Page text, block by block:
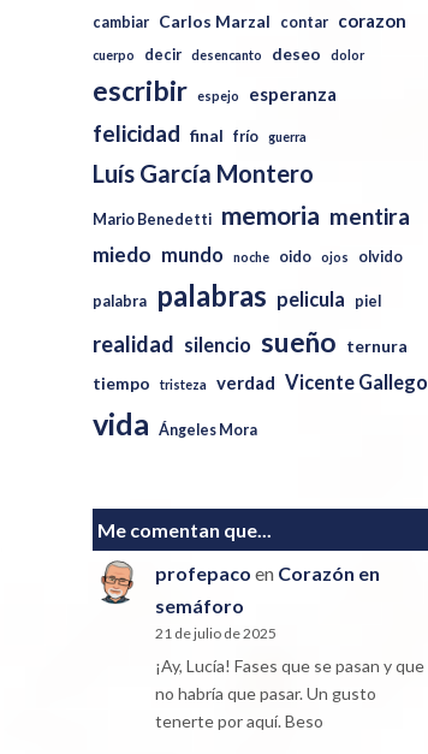
cambiar Carlos Marzal contar corazon
cuerpo decir desencanto deseo dolor
escribir espejo esperanza
felicidad final frío guerra
Luís García Montero
Mario Benedetti memoria mentira
miedo mundo noche oido ojos olvido
palabra palabras pelicula piel
realidad silencio sueño ternura
tiempo
tristeza verdad Vicente Gallego
vida Ángeles Mora
Me comentan que...
profepaco en Corazón en
semáforo
21 de julio de 2025
¡Ay, Lucía! Fases que se pasan y que
no habría que pasar. Un gusto
tenerte por aquí. Beso